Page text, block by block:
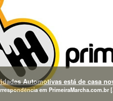
Automotivas está de casa
em PrimeiraMarcha.com.br